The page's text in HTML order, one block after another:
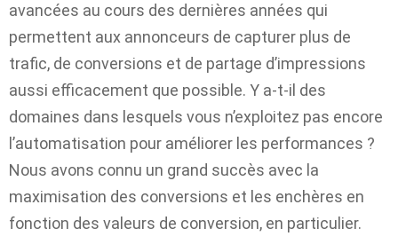
avancées au cours des dernières années qui
permettent aux annonceurs de capturer plus de
trafic, de conversions et de partage d’impressions
aussi efficacement que possible. Y a-t-il des
domaines dans lesquels vous n’exploitez pas encore
l’automatisation pour améliorer les performances ?
Nous avons connu un grand succès avec la
maximisation des conversions et les enchères en
fonction des valeurs de conversion, en particulier.